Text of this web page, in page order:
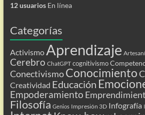
12 usuariosEn línea
Categorías
Activismo Aprendizaje
Cerebro ChatGPT cognitivismo
ConectivismoConocimiento
Creatividad Educación
Empoderamiento
Filosofía Genios Impresión 3D Infografía